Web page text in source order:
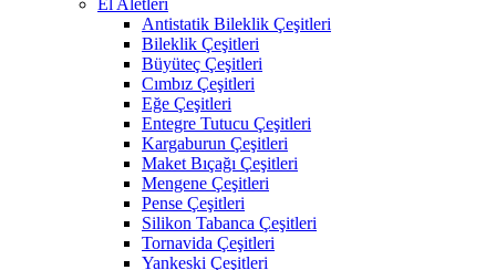
El Aletleri
Antistatik Bileklik Çeşitleri
Bileklik Çeşitleri
Büyüteç Çeşitleri
Cımbız Çeşitleri
Eğe Çeşitleri
Entegre Tutucu Çeşitleri
Kargaburun Çeşitleri
Maket Bıçağı Çeşitleri
Mengene Çeşitleri
Pense Çeşitleri
Silikon Tabanca Çeşitleri
Tornavida Çeşitleri
Yankeski Çeşitleri